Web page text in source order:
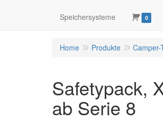
Speichersysteme 0
Home Produkte Camper-
Safetypack,
ab Serie 8